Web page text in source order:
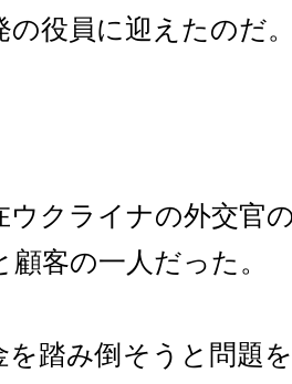
の役員に迎えたのだ
ウクライナの外交官
客の一人だった。
を踏み倒そうと問題